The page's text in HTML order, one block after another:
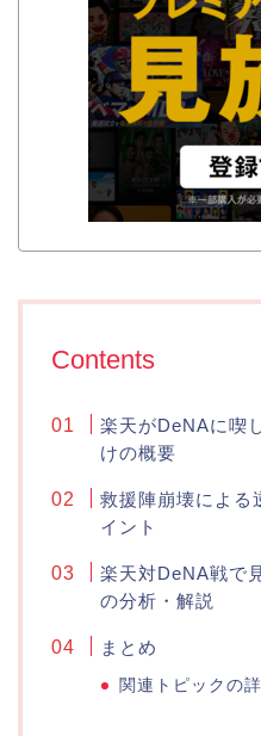
Contents
楽天がDeNAに喫
けの概要
救援陣崩壊による
イント
楽天対DeNA戦で
の分析・解説
まとめ
関連トピックの